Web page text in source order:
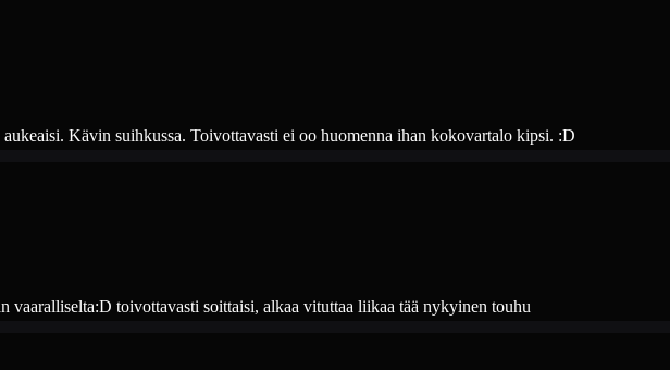
aukeaisi. Kävin suihkussa. Toivottavasti ei oo huomenna ihan kokovartalo kipsi. :D
vaaralliselta:D toivottavasti soittaisi, alkaa vituttaa liikaa tää nykyinen touhu